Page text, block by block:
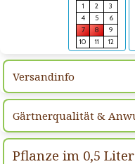
1
2
3
4
5
6
7
8
9
10
11 12
Versandinfo
Gärtnerqualität &
Pflanze im 0,5